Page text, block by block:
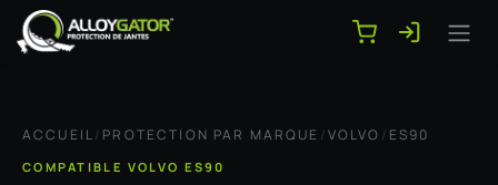
Se rendre au contenu
ACCUEIL/ PROTECTION PAR MARQUE /VOLVO / ES90
COMPATIBLE VOLVO ES90